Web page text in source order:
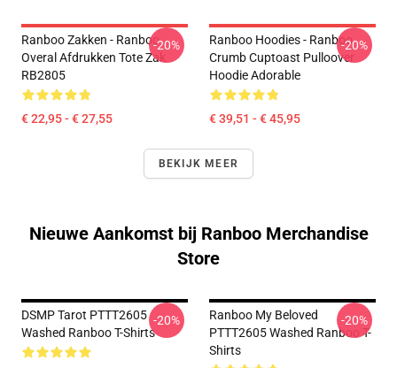
Ranboo Zakken - Ranboo
Overal Afdrukken Tote Zak
RB2805
€ 22,95 - € 27,55
-20%
Ranboo Hoodies - Ranboo
Crumb Cuptoast Pulloover
Hoodie Adorable
€ 39,51 - € 45,95
-20%
BEKIJK MEER
Nieuwe Aankomst bij Ranboo Merchandise
Store
DSMP Tarot PTTT2605
Washed Ranboo T-Shirts
-20%
Ranboo My Beloved
PTTT2605 Washed Ranboo T-
Shirts
-20%